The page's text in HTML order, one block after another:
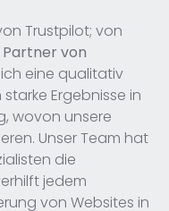
Trustpilot; von
von
eine qualitativ
Ergebnisse in
wovon unsere
Unser Team hat
die
jedem
von Websites in